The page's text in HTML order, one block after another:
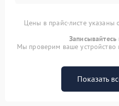
Цены в прайс-листе указаны
Мы проверим ваше устройство
Показать